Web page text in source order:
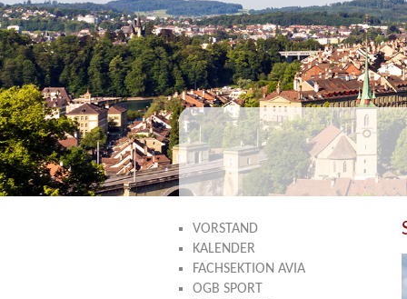
VORSTAND
KALENDER
FACHSEKTION AVIA
OGB SPORT